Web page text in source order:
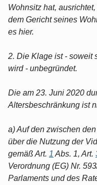
Wohnsitz hat, ausrichtet,
dem Gericht seines
es hier.
2. Die Klage ist - soweit
wird - unbegründet.
Die am 23. Juni 2020
Altersbeschränkung ist
a) Auf den zwischen
über die Nutzung der
gemäß Art. 1 Abs. 1, Art.
Verordnung (EG) Nr.
Parlaments und des